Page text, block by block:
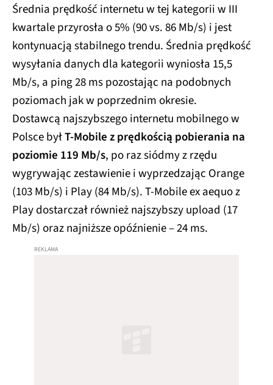
Średnia prędkość internetu w tej kategorii w III
kwartale przyrosła o 5% (90 vs. 86 Mb/s) i jest
kontynuacją stabilnego trendu. Średnia prędkość
wysyłania danych dla kategorii wyniosła 15,5
Mb/s, a ping 28 ms pozostając na podobnych
poziomach jak w poprzednim okresie.
Dostawcą najszybszego internetu mobilnego w
Polsce byłT-Mobile z prędkością pobierania na
poziomie 119 Mb/s, po raz siódmy z rzędu
wygrywając zestawienie i wyprzedzając Orange
(103 Mb/s) i Play (84 Mb/s). T-Mobile ex aequo z
Play dostarczał również najszybszy upload (17
Mb/s) oraz najniższe opóźnienie – 24 ms.